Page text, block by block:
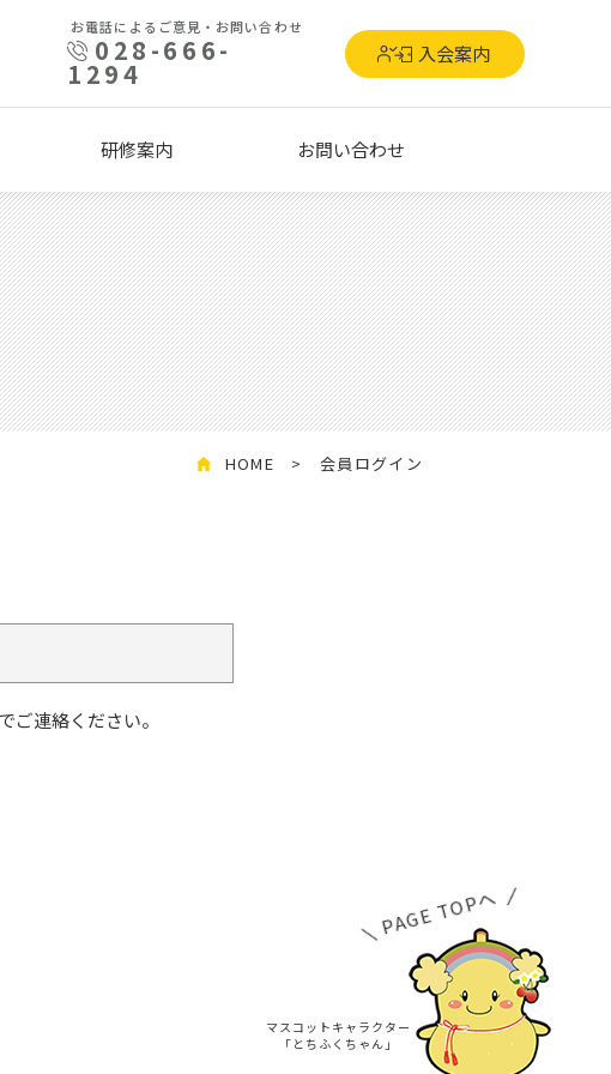
研修案内 お問い合わせ
お電話によるご意見・お問い合わせ
028-666-
1294
入会案内
HOME 会員ログイン
ご連絡ください。
PAGE TOPへ
マスコットキャラクター
「とちふくちゃん」